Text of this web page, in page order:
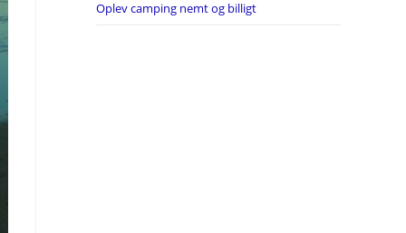
Oplev camping nemt og billigt